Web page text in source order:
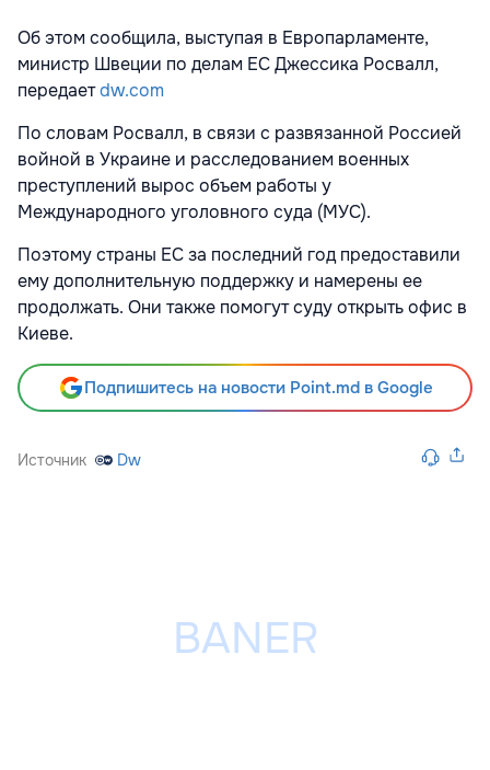
Об этом сообщила, выступая в Европарламенте,
министр Швеции по делам ЕС Джессика Росвалл,
передаетdw.com
По словам Росвалл, в связи с развязанной Россией
войной в Украине и расследованием военных
преступлений вырос объем работы у
Международного уголовного суда (МУС).
Поэтому страны ЕС за последний год предоставили
ему дополнительную поддержку и намерены ее
продолжать. Они также помогут суду открыть офис в
Киеве.
Подпишитесь на новости Point.md в Google
Источник Dw